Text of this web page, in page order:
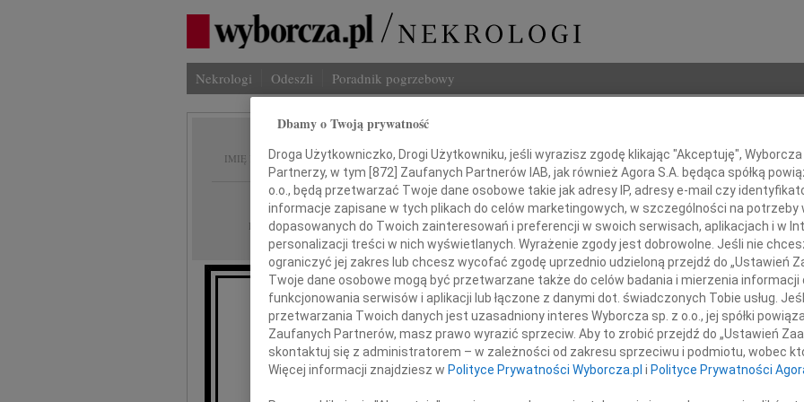
Nekrologi Odeszli Poradnik pogrzebowy
IMIĘ I NAZWISKO: Wanda Kondej
REGION: Warszawa, cała Polska
DATA EMISJI: 12.07.2022
7 lipca 2022 roku przeżywszy 99 lat i 8 miesięcy zmarła
Imię i
INNE
Dnia
3
3
Z
Dbamy o Twoją prywatność
Droga Użytkowniczko, Drogi Użytkowniku, jeśli wyrazisz zgodę klikając "Akceptuję",
Partnerzy, w tym [872] Zaufanych Partnerów IAB, jak również Agora S.A. będąca spółką
o.o., będą przetwarzać Twoje dane osobowe takie jak adresy IP, adresy e-mail czy
informacje zapisane w tych plikach do celów marketingowych, w szczególności na potrzeby
dopasowanych do Twoich zainteresowań i preferencji w swoich serwisach, aplikacjach i w
personalizacji treści w nich wyświetlanych. Wyrażenie zgody jest dobrowolne. Jeśli nie
ograniczyć jej zakres lub chcesz wycofać zgodę uprzednio udzieloną przejdź do „Ustawień
Twoje dane osobowe mogą być przetwarzane także do celów badania i mierzenia
funkcjonowania serwisów i aplikacji lub łączone z danymi dot. świadczonych Tobie usług.
przetwarzania Twoich danych jest uzasadniony interes Wyborcza sp. z o.o., jej spółki
Zaufanych Partnerów, masz prawo wyrazić sprzeciw. Aby to zrobić przejdź do „Ustawień
skontaktuj się z administratorem – w zależności od zakresu sprzeciwu i podmiotu, wobec
Więcej informacji znajdziesz w Polityce Prywatności Wyborcza.pl i Polityce Prywatności